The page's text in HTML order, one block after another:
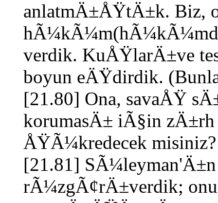
anlatmÄ±ÅŸtÄ±k. Biz,
verdik. KuÅŸlarÄ±ve
boyun eÄŸdirdik.
[21.80] Ona, savaÅŸ
korumasÄ± iÃ§in
ÅŸÃ¼kredecek misiniz?
[21.81] SÃ¼leyman'Ä±n
rÃ¼zgÃ¢rÄ±verdik;